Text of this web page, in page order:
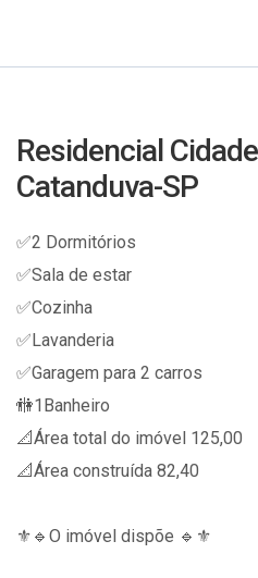
Residencial
Catanduva-SP
✅2 Dormitórios
✅Sala de estar
✅Cozinha
✅Lavanderia
✅Garagem para 2 carros
🚻1Banheiro
📐Área total do imóvel 125,00
📐Área construída 82,40
⚜️🔹O imóvel dispõe 🔹⚜️